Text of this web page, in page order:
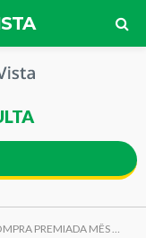
MÊS DAS MÃES